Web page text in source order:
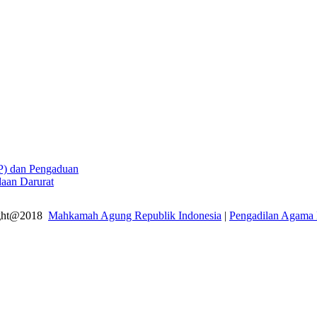
dan Pengaduan
Darurat
Mahkamah Agung Republik Indonesia | Pengadilan